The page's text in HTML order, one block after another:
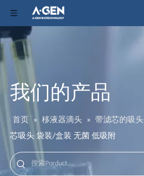
我们的产品
首页 » 移液器滴头 » 带滤芯的吸头
芯吸头 袋装/盒装 无菌 低吸附